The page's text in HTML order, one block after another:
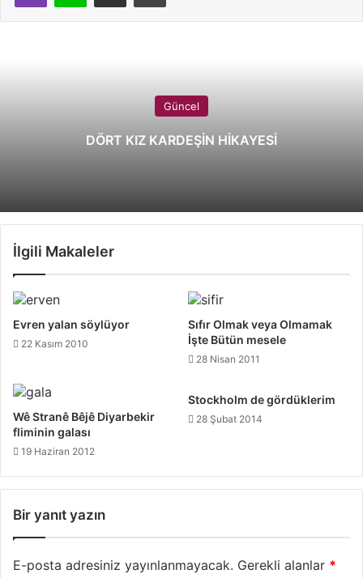
Güncel
DÖRT KIZ KARDEŞİN HİKAYESİ
İlgili Makaleler
Evren yalan söylüyor
22 Kasım 2010
Sıfır Olmak veya Olmamak
İşte Bütün mesele
28 Nisan 2011
Wê Stranê Bêjê Diyarbekir
fliminin galası
19 Haziran 2012
Stockholm de gördüklerim
28 Şubat 2014
Bir yanıt yazın
E-posta adresiniz yayınlanmayacak. Gerekli alanlar *